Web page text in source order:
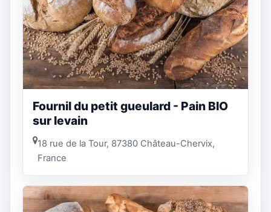
Fournil du petit gueulard - Pain BIO
sur levain
18 rue de la Tour, 87380 Château-Chervix,
France